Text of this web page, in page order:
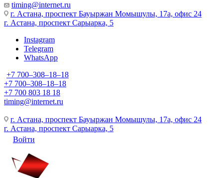
timing@internet.ru
г. Астана, проспект Бауыржан Момышулы, 17а, офис 24
г. Астана, проспект Сарыарка, 5
Instagram
Telegram
WhatsApp
+7 700‒308‒18‒18
+7 700‒308‒18‒18
+7 700 803 18 18
timing@internet.ru
г. Астана, проспект Бауыржан Момышулы, 17а, офис 24
г. Астана, проспект Сарыарка, 5
Войти